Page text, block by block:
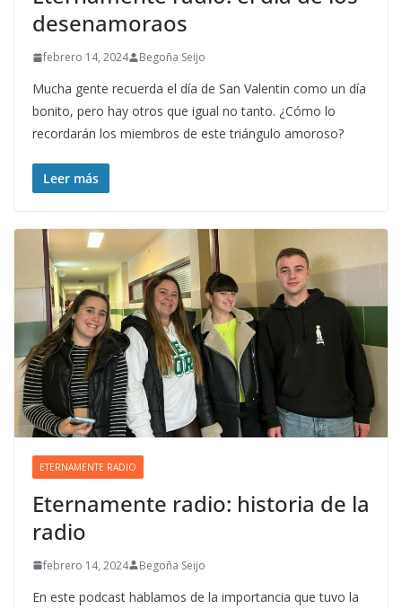
desenamoraos
febrero 14, 2024 Begoña Seijo
Mucha gente recuerda el día de San Valentin como un día
bonito, pero hay otros que igual no tanto. ¿Cómo lo
recordarán los miembros de este triángulo amoroso?
Leer más
ETERNAMENTE RADIO
Eternamente radio: historia de la
radio
febrero 14, 2024 Begoña Seijo
En este podcast hablamos de la importancia que tuvo la